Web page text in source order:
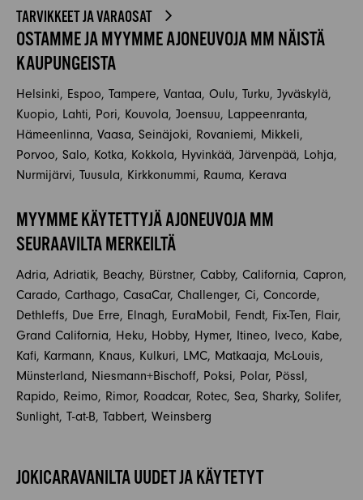
TARVIKKEET JA VARAOSAT
OSTAMME JA MYYMME AJONEUVOJA MM NÄISTÄ
KAUPUNGEISTA
Helsinki, Espoo, Tampere, Vantaa, Oulu, Turku, Jyväskylä,
Kuopio, Lahti, Pori, Kouvola, Joensuu, Lappeenranta,
Hämeenlinna, Vaasa, Seinäjoki, Rovaniemi, Mikkeli,
Porvoo, Salo, Kotka, Kokkola, Hyvinkää, Järvenpää, Lohja,
Nurmijärvi, Tuusula, Kirkkonummi, Rauma, Kerava
MYYMME KÄYTETTYJÄ AJONEUVOJA MM
SEURAAVILTA MERKEILTÄ
Adria, Adriatik, Beachy, Bürstner, Cabby, California, Capron,
Carado, Carthago, CasaCar, Challenger, Ci, Concorde,
Dethleffs, Due Erre, Elnagh, EuraMobil, Fendt, Fix-Ten, Flair,
Grand California, Heku, Hobby, Hymer, Itineo, Iveco, Kabe,
Kafi, Karmann, Knaus, Kulkuri, LMC, Matkaaja, Mc-Louis,
Münsterland, Niesmann+Bischoff, Poksi, Polar, Pössl,
Rapido, Reimo, Rimor, Roadcar, Rotec, Sea, Sharky, Solifer,
Sunlight, T-at-B, Tabbert, Weinsberg
JOKICARAVANILTA UUDET JA KÄYTETYT